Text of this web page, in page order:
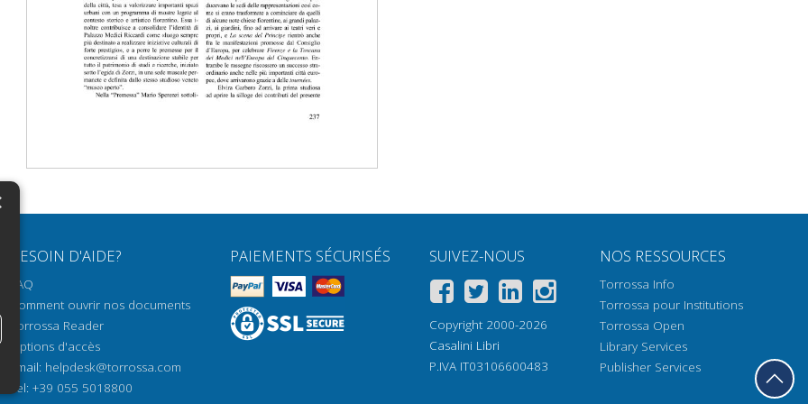
BESOIN D'AIDE?
FAQ
Comment ouvrir nos documents
Torrossa Reader
Options d'accès
Email: helpdesk@torrossa.com
Tel: +39 055 5018800
PAIEMENTS SÉCURISÉS SUIVEZ-NOUS
Copyright 2000-2026
Casalini Libri
P.IVA IT03106600483
NOS RESSOURCES
Torrossa Info
Torrossa pour Institutions
Torrossa Open
Library Services
Publisher Services